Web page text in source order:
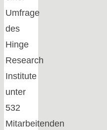
Umfrage
des
Hinge
Research
Institute
unter
532
Mitarbeitenden